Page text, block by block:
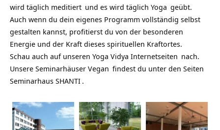
wird täglich meditiert und es wird täglich Yoga geübt.
Auch wenn du dein eigenes Programm vollständig selbst
gestalten kannst, profitierst du von der besonderen
Energie und der Kraft dieses spirituellen Kraftortes.
Schau auch auf unseren Yoga Vidya Internetseiten nach.
Unsere Seminarhäuser Vegan findest du unter den Seiten
Seminarhaus SHANTI .